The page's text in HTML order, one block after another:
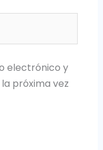
electrónico y
próxima vez